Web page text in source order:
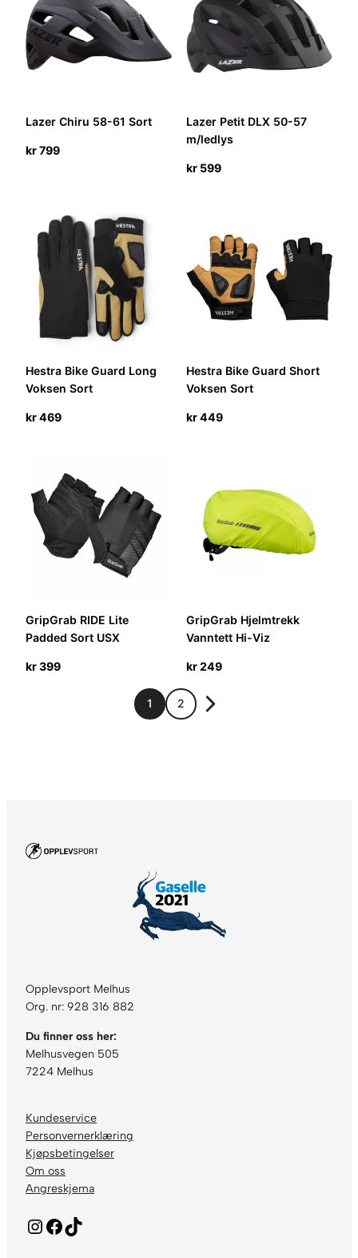
Lazer Chiru 58-61 Sort
kr799
Lazer Petit DLX 50-57
m/ledlys
kr599
Hestra Bike Guard Long
Voksen Sort
kr469
Hestra Bike Guard Short
Voksen Sort
kr449
GripGrab RIDE Lite
Padded Sort USX
kr399
GripGrab Hjelmtrekk
Vanntett Hi-Viz
kr249
1 2
Opplevsport Melhus
Org. nr: 928 316 882
Du finner oss her:
Melhusvegen 505
7224 Melhus
Kundeservice
Personvernerklæring
Kjøpsbetingelser
Om oss
Angreskjema
Instagram Facebook TikTok